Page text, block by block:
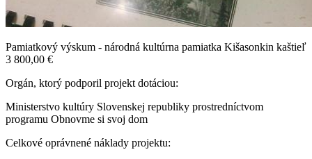
Pamiatkový výskum - národná kultúrna pamiatka Kišasonkin kaštieľ
3 800,00 €
Orgán, ktorý podporil projekt dotáciou:
Ministerstvo kultúry Slovenskej republiky prostredníctvom
programu Obnovme si svoj dom
Celkové oprávnené náklady projektu: